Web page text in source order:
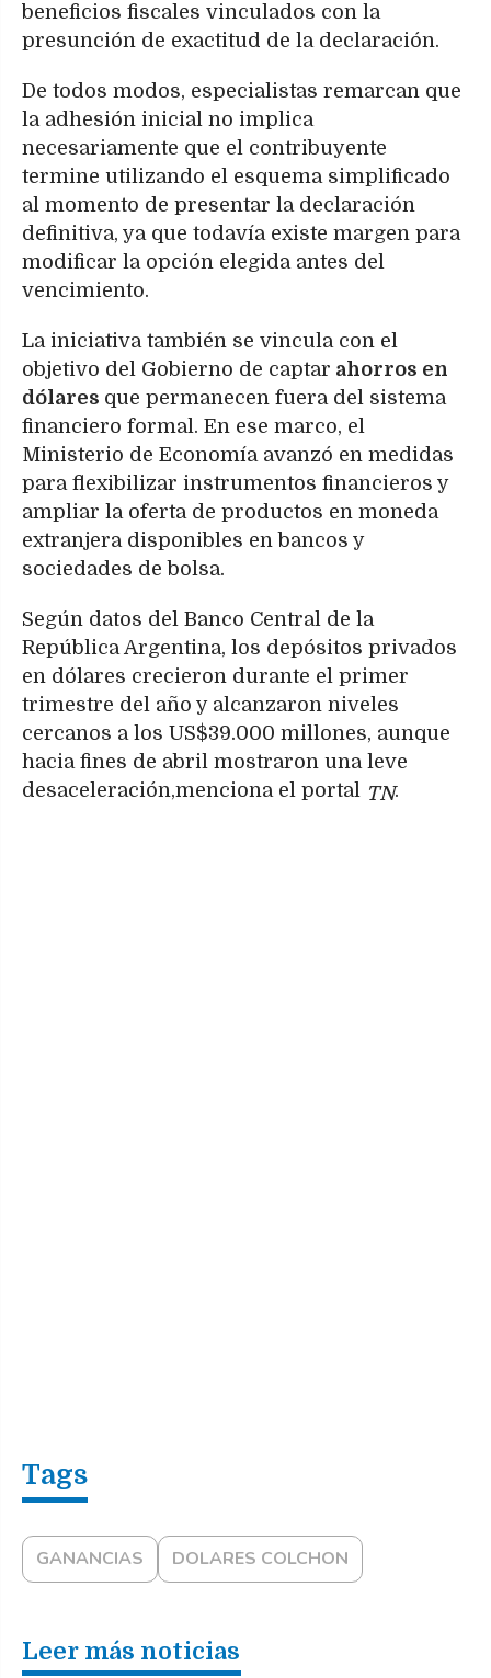
beneficios fiscales vinculados con la
presunción de exactitud de la declaración.
De todos modos, especialistas remarcan que
la adhesión inicial no implica
necesariamente que el contribuyente
termine utilizando el esquema simplificado
al momento de presentar la declaración
definitiva, ya que todavía existe margen para
modificar la opción elegida antes del
vencimiento.
La iniciativa también se vincula con el
objetivo del Gobierno de captar ahorros en
dólares que permanecen fuera del sistema
financiero formal. En ese marco, el
Ministerio de Economía avanzó en medidas
para flexibilizar instrumentos financieros y
ampliar la oferta de productos en moneda
extranjera disponibles en bancos y
sociedades de bolsa.
Según datos del Banco Central de la
República Argentina, los depósitos privados
en dólares crecieron durante el primer
trimestre del año y alcanzaron niveles
cercanos a los US$39.000 millones, aunque
hacia fines de abril mostraron una leve
desaceleración,menciona el portal TN.
GANANCIAS DOLARES COLCHON
Leer más noticias